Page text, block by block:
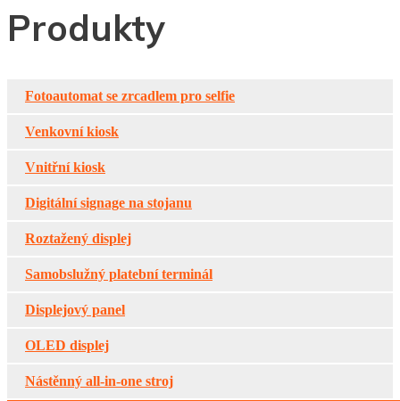
Produkty
Fotoautomat se zrcadlem pro selfie
Venkovní kiosk
Vnitřní kiosk
Digitální signage na stojanu
Roztažený displej
Samobslužný platební terminál
Displejový panel
OLED displej
Nástěnný all-in-one stroj